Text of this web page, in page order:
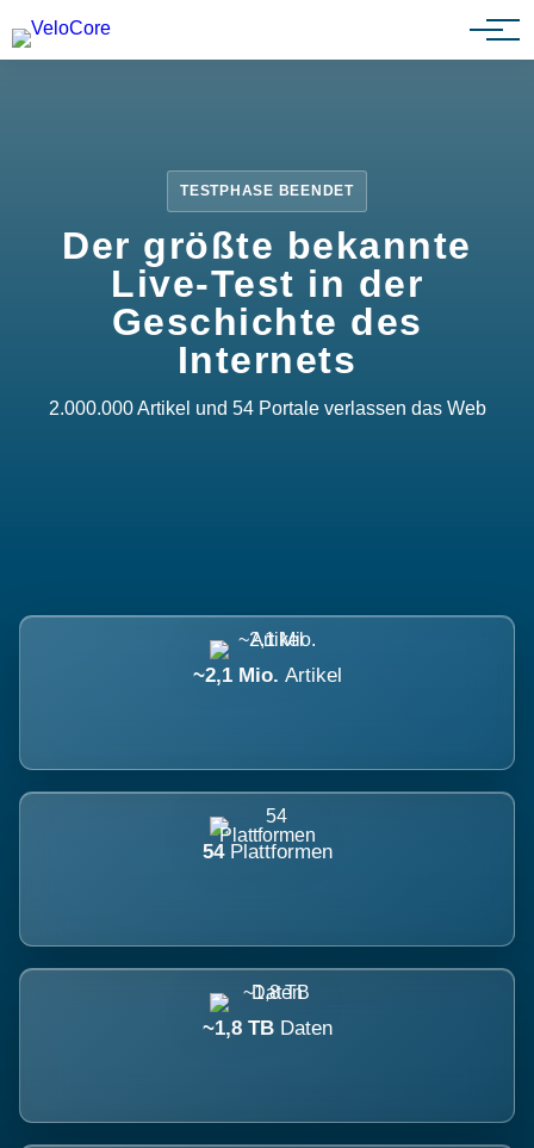
Partnerprogramm
TESTPHASE BEENDET
Der größte bekannte
Live-Test in der
Geschichte des
Internets
2.000.000 Artikel und 54 Portale verlassen das Web
~2,1 Mio. Artikel
54 Plattformen
~1,8 TB Daten